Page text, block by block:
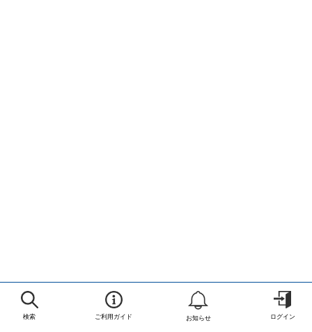
検索 ご利用ガイド お知らせ ログイン